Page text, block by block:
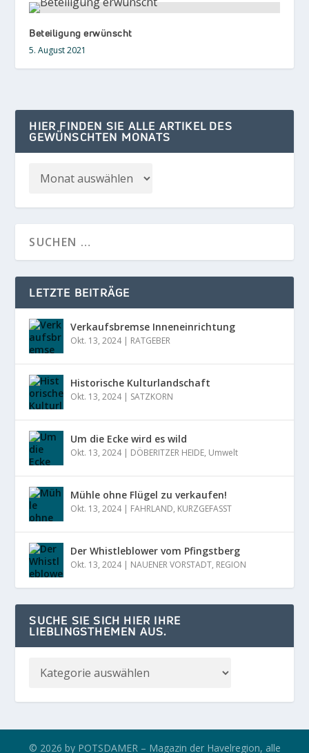
Beteiligung erwünscht
5. August 2021
HIER FINDEN SIE ALLE ARTIKEL DES
GEWÜNSCHTEN MONATS
LETZTE BEITRÄGE
Verkaufsbremse Inneneinrichtung
Okt. 13, 2024| RATGEBER
Historische Kulturlandschaft
Okt. 13, 2024| SATZKORN
Um die Ecke wird es wild
Okt. 13, 2024| DÖBERITZER HEIDE, Umwelt
Mühle ohne Flügel zu verkaufen!
Okt. 13, 2024| FAHRLAND, KURZGEFASST
Der Whistleblower vom Pfingstberg
Okt. 13, 2024| NAUENER VORSTADT, REGION
SUCHE SIE SICH HIER IHRE
LIEBLINGSTHEMEN AUS.
© 2026 by POTSDAMER – Magazin der Havelregion, alle